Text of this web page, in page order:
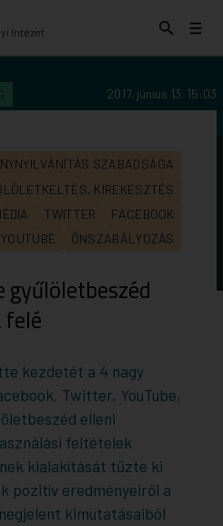
Intézet
Keresés
Menü
2017. június 13. 15:03
SZABADSÁGA
KIREKESZTÉS
TWITTER
FACEBOOK
YOUTUBE
ÖNSZABÁLYOZÁS
kezdetét a 4 nagy
Twitter, YouTube,
elleni
feltételek
kialakítását tűzte ki
pozitív eredményeiről a
kimutatásaiból